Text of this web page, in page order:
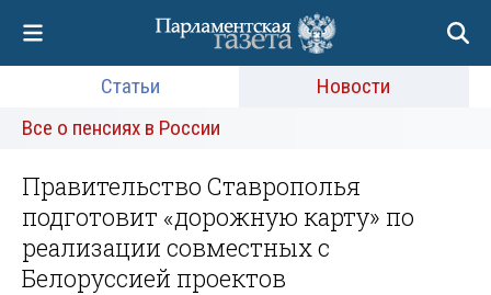
Статьи
Новости
Все о пенсиях в России
Правительство Ставрополья
подготовит «дорожную карту» по
реализации совместных с
Белоруссией проектов